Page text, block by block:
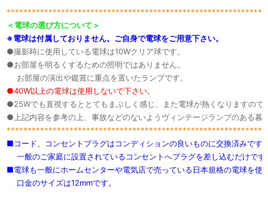
＜電球の選び方について＞
※電球は付属しておりません。ご自身で電球をご用意下さい。
●撮影時に使用している電球は10Wクリア球です。
●お部屋を明るくするための照明ではありません。
お部屋の演出や鑑賞に重点を置いたランプです。
●40W以上の電球は使用しないで下さい。
●25Wでも直視するととてもまぶしく感じ、また電球が熱くなりますので
●上記内容を参考の上、事故などのないようヴィンテージランプのある暮
■コード、コンセントプラグはコンディションの良いものに交換済みです
一般のご家庭に設置されているコンセントへプラグを差し込むだけです
■電球も一般にホームセンターや電気店で売っている日本規格の電球を使
口金のサイズは12mmです。